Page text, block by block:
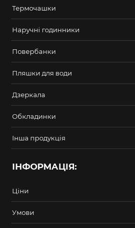
Термочашки
Наручні годинники
Повербанки
Пляшки для води
Дзеркала
Обкладинки
Інша продукція
ІНФОРМАЦІЯ:
Ціни
Умови